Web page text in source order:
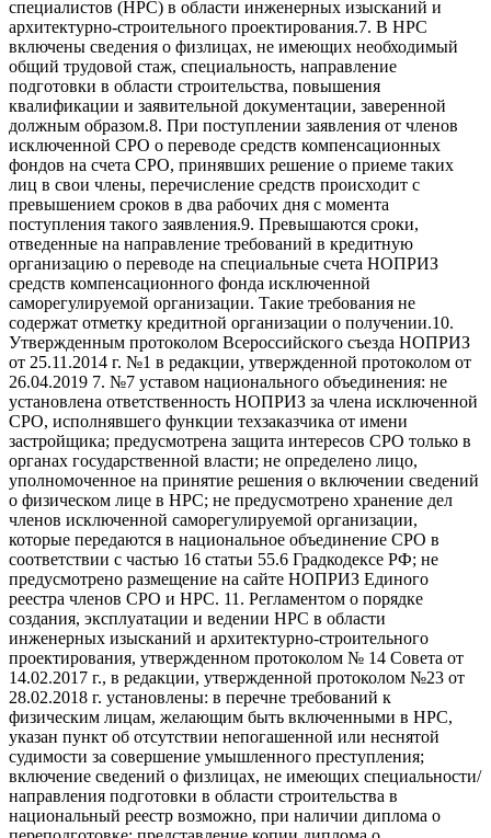
специалистов (НРС) в области инженерных изысканий и
архитектурно-строительного проектирования.7. В НРС
включены сведения о физлицах, не имеющих необходимый
общий трудовой стаж, специальность, направление
подготовки в области строительства, повышения
квалификации и заявительной документации, заверенной
должным образом.8. При поступлении заявления от членов
исключенной СРО о переводе средств компенсационных
фондов на счета СРО, принявших решение о приеме таких
лиц в свои члены, перечисление средств происходит с
превышением сроков в два рабочих дня с момента
поступления такого заявления.9. Превышаются сроки,
отведенные на направление требований в кредитную
организацию о переводе на специальные счета НОПРИЗ
средств компенсационного фонда исключенной
саморегулируемой организации. Такие требования не
содержат отметку кредитной организации о получении.10.
Утвержденным протоколом Всероссийского съезда НОПРИЗ
от 25.11.2014 г. №1 в редакции, утвержденной протоколом от
26.04.2019 7. №7 уставом национального объединения: не
установлена ответственность НОПРИЗ за члена исключенной
СРО, исполнявшего функции техзаказчика от имени
застройщика; предусмотрена защита интересов СРО только в
органах государственной власти; не определено лицо,
уполномоченное на принятие решения о включении сведений
о физическом лице в НРС; не предусмотрено хранение дел
членов исключенной саморегулируемой организации,
которые передаются в национальное объединение СРО в
соответствии с частью 16 статьи 55.6 Градкодексе РФ; не
предусмотрено размещение на сайте НОПРИЗ Единого
реестра членов СРО и НРС. 11. Регламентом о порядке
создания, эксплуатации и ведении НРС в области
инженерных изысканий и архитектурно-строительного
проектирования, утвержденном протоколом № 14 Совета от
14.02.2017 г., в редакции, утвержденной протоколом №23 от
28.02.2018 г. установлены: в перечне требований к
физическим лицам, желающим быть включенными в НРС,
указан пункт об отсутствии непогашенной или неснятой
судимости за совершение умышленного преступления;
включение сведений о физлицах, не имеющих специальности/
направления подготовки в области строительства в
национальный реестр возможно, при наличии диплома о